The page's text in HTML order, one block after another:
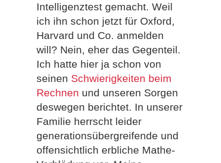
Intelligenztest gemacht. Weil
ich ihn schon jetzt für Oxford,
Harvard und Co. anmelden
will? Nein, eher das Gegenteil.
Ich hatte hier ja schon von
seinen Schwierigkeiten beim
Rechnen und unseren Sorgen
deswegen berichtet. In unserer
Familie herrscht leider
generationsübergreifende und
offensichtlich erbliche Mathe-